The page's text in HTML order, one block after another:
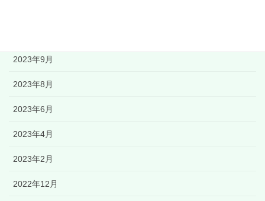
2023年9月
2023年8月
2023年6月
2023年4月
2023年2月
2022年12月